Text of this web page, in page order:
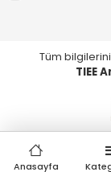
Tüm
TIEE
Anasayfa